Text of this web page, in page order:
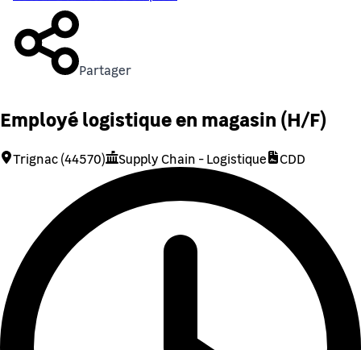
Partager
Employé logistique en magasin (H/F)
Trignac (44570) Supply Chain - Logistique CDD